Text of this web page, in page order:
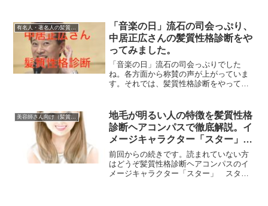
ね。まーその辺はどーでも良くて、竹野
内豊さんの髪質性格診断から...
有名人・著名人の髪質性格診断
「音楽の日」流石の司会っぷり、
中居正広さんの髪質性格診断をや
ってみました。
「音楽の日」流石の司会っぷりでした
ね。各方面から称賛の声が上がっていま
す。それでは、髪質性格診断をやって行
の髪質性格診断です。まずは、髪質は太
さ・硬さ・量・明るさ・クセ...
美容師さん向け（髪質と性格の話）
地毛が明るい人の特徴を髪質性格
診断ヘアコンパスで徹底解説。イ
メージキャラクター「スター」
vol.16
前回からの続きです。読まれていない方
はどうぞ髪質性格診断ヘアコンパスのイ
メージキャラクター「スター」 スタ